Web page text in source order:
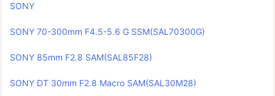
SONY
SONY 70-300mm F4.5-5.6 G SSM(SAL70300G)
SONY 85mm F2.8 SAM(SAL85F28)
SONY DT 30mm F2.8 Macro SAM(SAL30M28)